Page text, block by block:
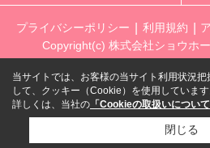
プライバシーポリシー 利用規約
Copyright(c) 株式会社ショウホ
当サイトでは、お客様の当サイト利用状況
して、クッキー（Cookie）を使用しています
詳しくは、当社の 「Cookieの取扱いについて
閉じる